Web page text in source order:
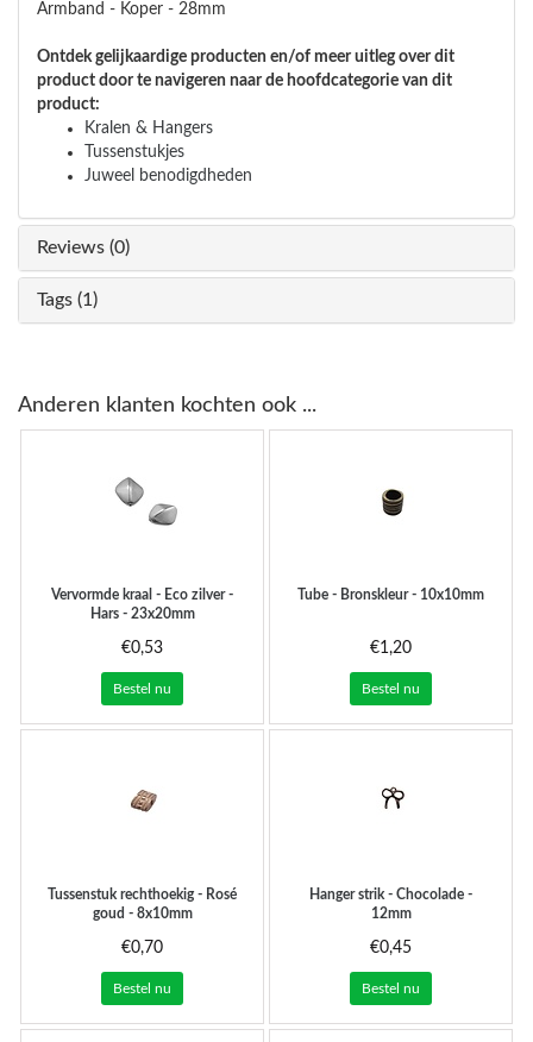
Armband - Koper - 28mm
Ontdek gelijkaardige producten en/of meer uitleg over dit
product door te navigeren naar de hoofdcategorie van dit
product:
Kralen & Hangers
Tussenstukjes
Juweel benodigdheden
Reviews (0)
Tags (1)
Anderen klanten kochten ook ...
Vervormde kraal - Eco zilver -
Hars - 23x20mm
€0,53
Bestel nu
Tube - Bronskleur - 10x10mm
€1,20
Bestel nu
Tussenstuk rechthoekig - Rosé
goud - 8x10mm
€0,70
Bestel nu
Hanger strik - Chocolade -
12mm
€0,45
Bestel nu